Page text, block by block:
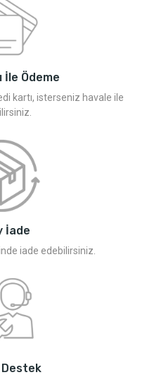
İle Ödeme
kartı, isterseniz havale ile
İade
iade edebilirsiniz.